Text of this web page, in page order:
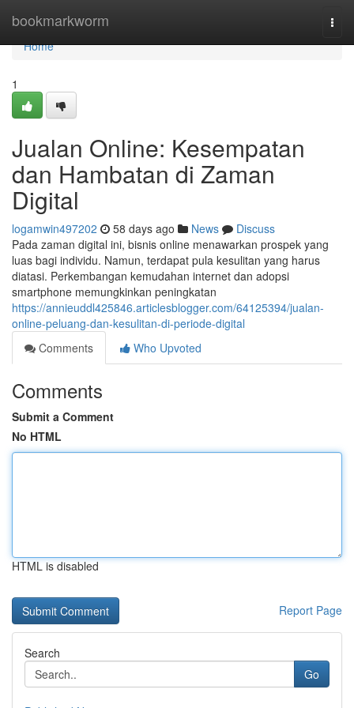
bookmarkworm
Home
Home
1
Jualan Online: Kesempatan
dan Hambatan di Zaman
Digital
logamwin497202 58 days ago News
Discuss
Pada zaman digital ini, bisnis online menawarkan prospek yang
luas bagi individu. Namun, terdapat pula kesulitan yang harus
diatasi. Perkembangan kemudahan internet dan adopsi
smartphone memungkinkan peningkatan
https://annieuddl425846.articlesblogger.com/64125394/jualan-
online-peluang-dan-kesulitan-di-periode-digital
Comments
Who Upvoted
Comments
Submit a Comment
No HTML
HTML is disabled
Report Page
Search
Go